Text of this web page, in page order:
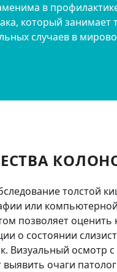
в
который занимает
случаев в
толстой
или
позволяет оценить
о состоянии
Визуальный осмотр
очаги